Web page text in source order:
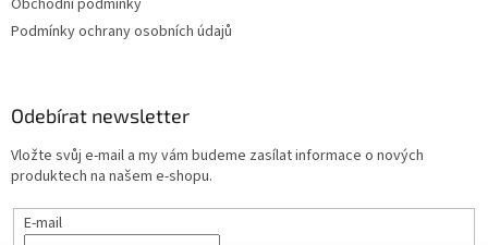
Podmínky ochrany osobních údajů
Odebírat newsletter
Vložte svůj e-mail a my vám budeme zasílat informace o nových
produktech na našem e-shopu.
E-mail